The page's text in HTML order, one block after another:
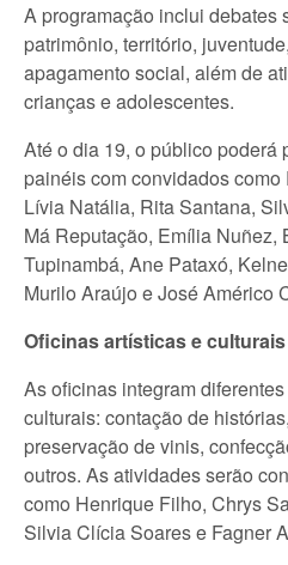
A programação inclui debates
patrimônio, território,
apagamento social, além de
crianças e adolescentes.
Até o dia 19, o público poderá
painéis com convidados
Lívia Natália, Rita Santana,
Má Reputação, Emília Nuñez,
Tupinambá, Ane Pataxó,
Murilo Araújo e José Américo
Oficinas artísticas e culturais
As oficinas integram
culturais: contação de
preservação de vinis,
outros. As atividades serão
como Henrique Filho, Chrys
Silvia Clícia Soares e Fagner